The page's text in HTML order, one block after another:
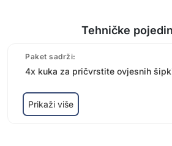
Tehničke
Paket sadrži:
4x kuka za pričvrstite ovjesnih
Prikaži više